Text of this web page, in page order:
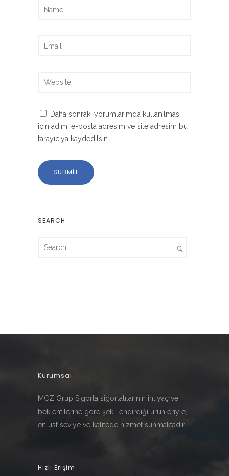
Daha sonraki yorumlarımda kullanılması
için adım, e-posta adresim ve site adresim bu
tarayıcıya kaydedilsin.
SEARCH
Kurumsal
MCZ Grup Sigorta sigortalılarının ihtiyaç ve
beklentilerine göre şekillendirdiği ürünleriyle,
en üst seviye ve kalitede hizmet sunmaktadır.
Hızlı Erişim